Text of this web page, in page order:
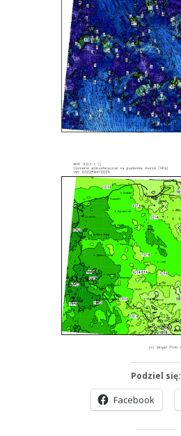
Podziel się:
Facebook